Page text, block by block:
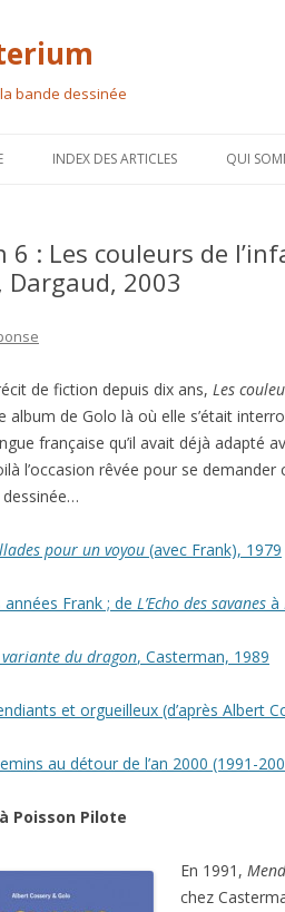
bande dessinée
INDEX DES ARTICLES QUI
6 : Les couleurs de
Dargaud, 2003
de fiction depuis dix ans, Les
album de Golo là où elle s’était
française qu’il avait déjà adapté
l’occasion rêvée pour se
pour un voyou (avec Frank), 1979
années Frank ; de L’Echo des savanes à
du dragon, Casterman, 1989
et orgueilleux (d’après Albert
au détour de l’an 2000 (1991-
à Poisson Pilote
En 1991,
chez